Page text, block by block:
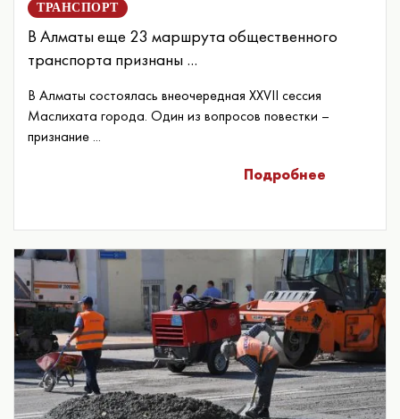
ТРАНСПОРТ
В Алматы еще 23 маршрута общественного
транспорта признаны ...
В Алматы состоялась внеочередная XXVII сессия
Маслихата города. Один из вопросов повестки –
признание ...
Подробнее